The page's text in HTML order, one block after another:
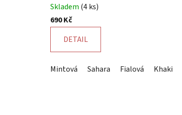
hodnocení
produktu
5,0
z
Skladem (4 ks)
690 Kč
DETAIL
Mintová Sahara Fialová Khaki